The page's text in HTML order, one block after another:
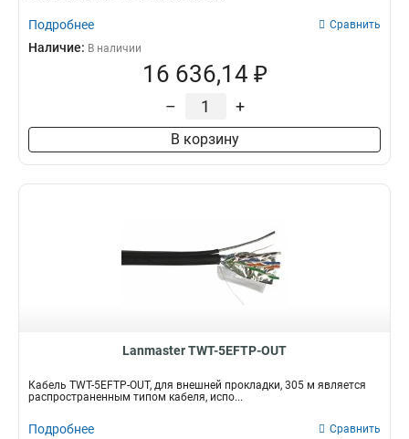
Подробнее Сравнить
Наличие: В наличии
16 636,14 ₽
– +
В корзину
Lanmaster TWT-5EFTP-OUT
Кабель TWT-5EFTP-OUT, для внешней прокладки, 305 м является
распространенным типом кабеля, испо...
Подробнее Сравнить